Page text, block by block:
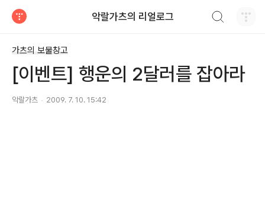
악랄가츠의 리얼로그
가츠의 보물창고
[이벤트] 행운의 2달러를 잡아라
악랄가츠 2009. 7. 10. 15:42